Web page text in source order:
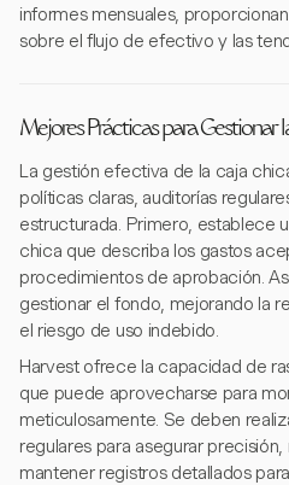
informes mensuales,
sobre el flujo de efectivo y las
Mejores Prácticas para Gestionar
La gestión efectiva de la caja
políticas claras, auditorías
estructurada. Primero, establece
chica que describa los gastos
procedimientos de aprobación.
gestionar el fondo, mejorando la
el riesgo de uso indebido.
Harvest ofrece la capacidad de
que puede aprovecharse para
meticulosamente. Se deben
regulares para asegurar
mantener registros detallados